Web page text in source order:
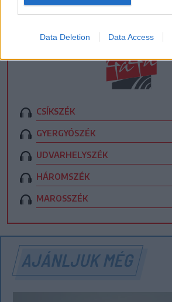
Data Deletion Data Access
CSÍKSZÉK
GYERGYÓSZÉK
UDVARHELYSZÉK
HÁROMSZÉK
MAROSSZÉK
AJÁNLJUK MÉG